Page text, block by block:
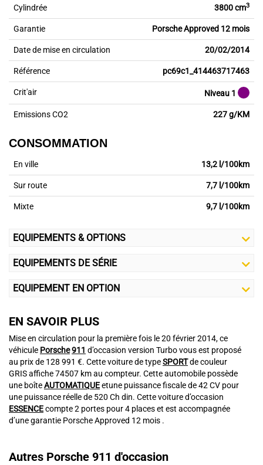
Cylindrée 3800 cm3
Garantie Porsche Approved 12 mois
Date de mise en circulation 20/02/2014
Référence pc69c1_414463717463
Crit'air Niveau 1
Emissions CO2 227 g/KM
CONSOMMATION
En ville 13,2 l/100km
Sur route 7,7 l/100km
Mixte 9,7 l/100km
EQUIPEMENTS & OPTIONS
EQUIPEMENTS DE SÉRIE
EQUIPEMENT EN OPTION
EN SAVOIR PLUS
Mise en circulation pour la première fois le 20 février 2014, ce
véhicule Porsche911 d’occasion version Turbo vous est proposé
au prix de 128 991 €. Cette voiture de typeSPORTde couleur
GRIS affiche 74507 km au compteur. Cette automobile possède
une boîteAUTOMATIQUEetune puissance fiscale de 42 CV pour
une puissance réelle de 520 Ch din. Cette voiture d’occasion
ESSENCEcompte 2 portes pour 4 places et est accompagnée
d’une garantie Porsche Approved 12 mois .
Autres Porsche 911 d'occasion